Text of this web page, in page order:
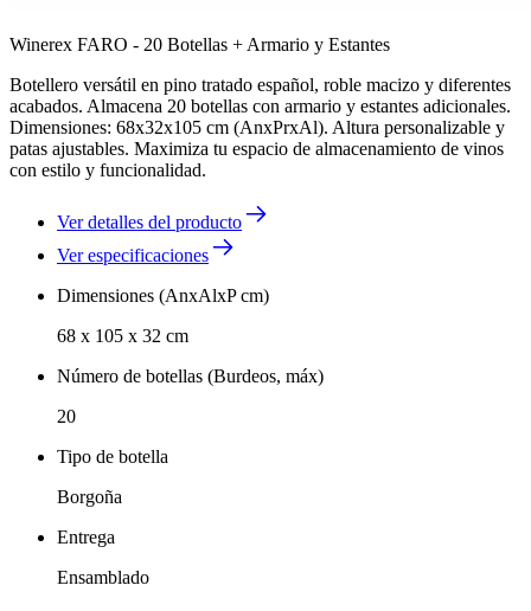
Winerex FARO - 20 Botellas + Armario y Estantes
Botellero versátil en pino tratado español, roble macizo y diferentes
acabados. Almacena 20 botellas con armario y estantes adicionales.
Dimensiones: 68x32x105 cm (AnxPrxAl). Altura personalizable y
patas ajustables. Maximiza tu espacio de almacenamiento de vinos
con estilo y funcionalidad.
Ver detalles del producto
Ver especificaciones
Dimensiones (AnxAlxP cm)
68 x 105 x 32 cm
Número de botellas (Burdeos, máx)
20
Tipo de botella
Borgoña
Entrega
Ensamblado